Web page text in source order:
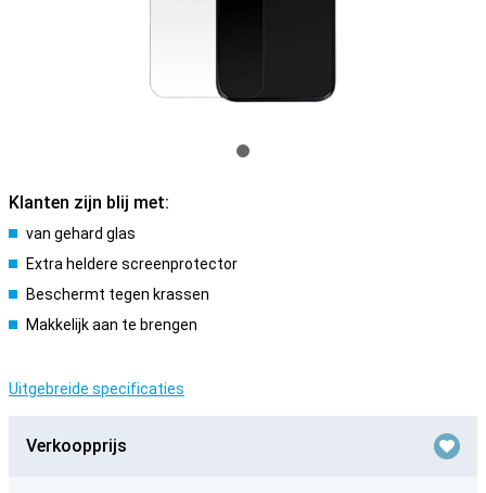
Klanten zijn blij met:
van gehard glas
Extra heldere screenprotector
Beschermt tegen krassen
Makkelijk aan te brengen
Uitgebreide specificaties
Verkoopprijs